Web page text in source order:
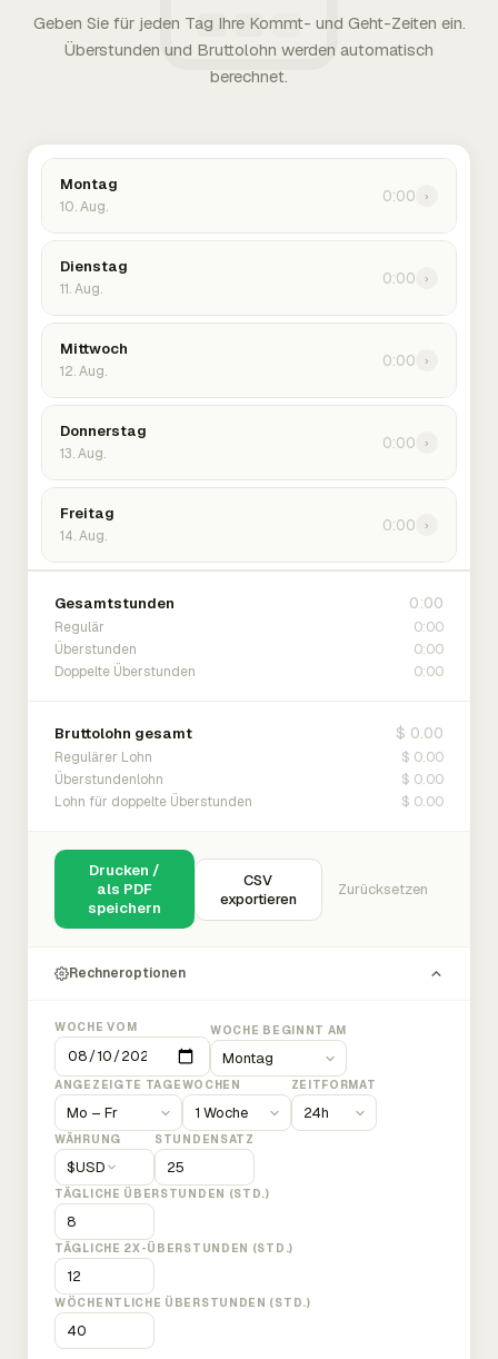
Geben Sie für jeden Tag Ihre Kommt- und Geht-Zeiten ein.
Überstunden und Bruttolohn werden automatisch
berechnet.
Montag
10. Aug.
0:00 ›
Dienstag
11. Aug.
0:00 ›
Mittwoch
12. Aug.
0:00 ›
Donnerstag
13. Aug.
0:00 ›
Freitag
14. Aug.
0:00 ›
Gesamtstunden 0:00
Regulär 0:00
Überstunden 0:00
Doppelte Überstunden 0:00
Bruttolohn gesamt $ 0.00
Regulärer Lohn $ 0.00
Überstundenlohn $ 0.00
Lohn für doppelte Überstunden $ 0.00
Drucken /
als PDF
speichern
CSV
exportieren
Zurücksetzen
Rechneroptionen
WOCHE VOM WOCHE BEGINNT AM
ANGEZEIGTE TAGEWOCHEN ZEITFORMAT
WÄHRUNG
$USD
STUNDENSATZ
TÄGLICHE ÜBERSTUNDEN (STD.)
TÄGLICHE 2X-ÜBERSTUNDEN (STD.)
WÖCHENTLICHE ÜBERSTUNDEN (STD.)